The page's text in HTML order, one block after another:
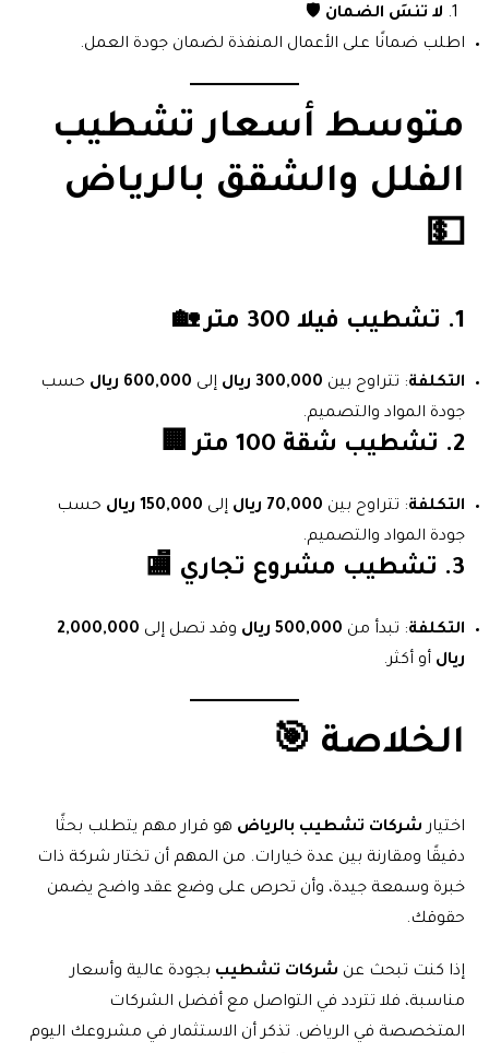
لا تنسَ الضمان 🛡️
اطلب ضمانًا على الأعمال المنفذة لضمان جودة العمل.
متوسط أسعار تشطيب
الفلل والشقق بالرياض
💵
1. تشطيب فيلا 300 متر 🏡
التكلفة: تتراوح بين 300,000 ريال إلى 600,000 ريال
حسب
جودة المواد والتصميم.
2. تشطيب شقة 100 متر 🏢
التكلفة: تتراوح بين 70,000 ريال إلى 150,000 ريال
حسب
جودة المواد والتصميم.
3. تشطيب مشروع تجاري 🏬
التكلفة: تبدأ من 500,000 ريال وقد تصل إلى 2,000,000
ريال أو أكثر.
الخلاصة 🎯
اختيار شركات تشطيب بالرياض هو قرار مهم يتطلب بحثًا
دقيقًا ومقارنة بين عدة خيارات. من المهم أن تختار شركة ذات
خبرة وسمعة جيدة، وأن تحرص على وضع عقد واضح يضمن
حقوقك.
إذا كنت تبحث عن شركات تشطيب بجودة عالية وأسعار
مناسبة، فلا تتردد في التواصل مع أفضل الشركات
المتخصصة في الرياض. تذكر أن الاستثمار في مشروعك اليوم